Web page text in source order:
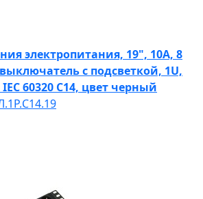
электропитания, 19", 10А, 8
с подсветкой, 1U,
60320 C14, цвет черный